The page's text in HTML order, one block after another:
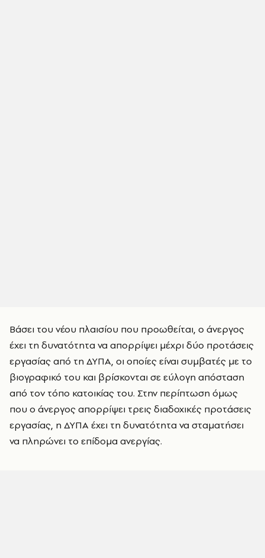
Βάσει του νέου πλαισίου που προωθείται, ο άνεργος
έχει τη δυνατότητα να απορρίψει μέχρι δύο προτάσεις
εργασίας από τη ΔΥΠΑ, οι οποίες είναι συμβατές με το
βιογραφικό του και βρίσκονται σε εύλογη απόσταση
από τον τόπο κατοικίας του. Στην περίπτωση όμως
που ο άνεργος απορρίψει τρεις διαδοχικές προτάσεις
εργασίας, η ΔΥΠΑ έχει τη δυνατότητα να σταματήσει
να πληρώνει το επίδομα ανεργίας.